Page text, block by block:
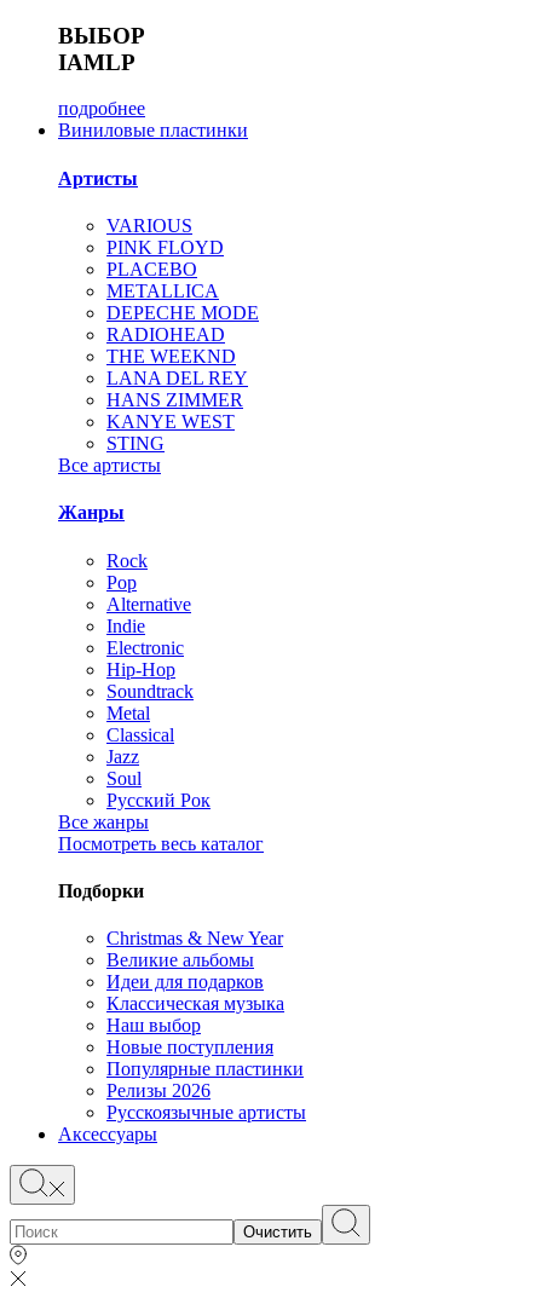
ВЫБОР
IAMLP
подробнее
Виниловые пластинки
Артисты
VARIOUS
PINK FLOYD
PLACEBO
METALLICA
DEPECHE MODE
RADIOHEAD
THE WEEKND
LANA DEL REY
HANS ZIMMER
KANYE WEST
STING
Все артисты
Жанры
Rock
Pop
Alternative
Indie
Electronic
Hip-Hop
Soundtrack
Metal
Classical
Jazz
Soul
Русский Рок
Все жанры
Посмотреть весь каталог
Подборки
Christmas & New Year
Великие альбомы
Идеи для подарков
Классическая музыка
Наш выбор
Новые поступления
Популярные пластинки
Релизы 2026
Русскоязычные артисты
Аксессуары
Очистить